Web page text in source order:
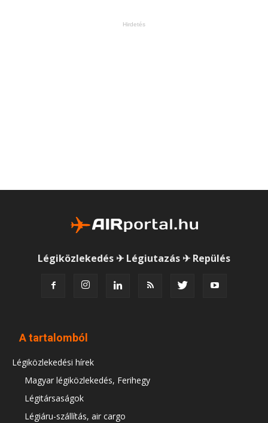
Hirdetés
Légiközlekedés ✈ Légiutazás ✈ Repülés
A tartalomból
Légiközlekedési hírek
Magyar légiközlekedés, Ferihegy
Légitársaságok
Légiáru-szállítás, air cargo